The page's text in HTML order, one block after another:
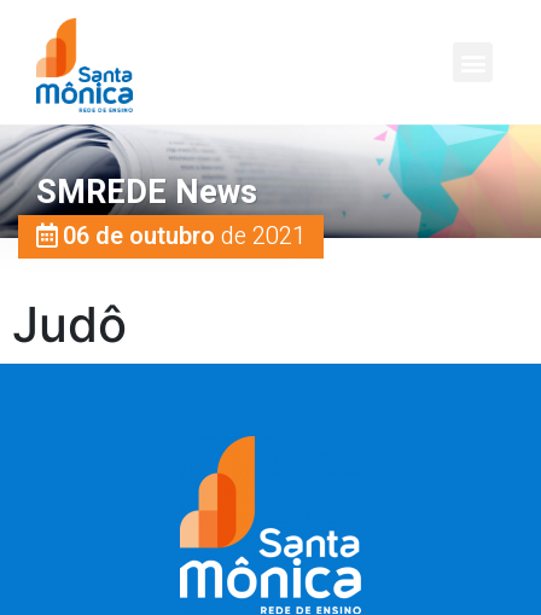
SMREDE News
06 de outubro de 2021
Judô